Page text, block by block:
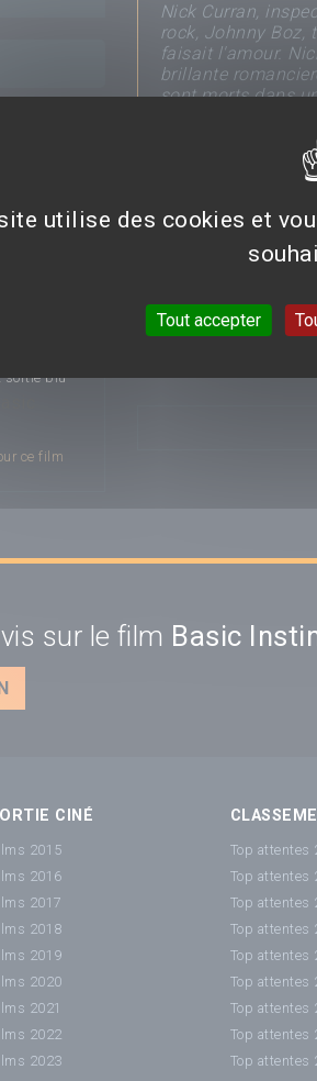
sortie blu-
ce film
Nick Curran,
rock, Johnny Boz,
faisait l'amour.
brillante
sont morts dans
dix ans plus tôt à
1956, tué ses
AVIS/CRITIQUE
Aucun avis n'est
sur le film Basic
CINÉ
2015
2016
2017
2018
2019
2020
2021
2022
2023
Top attentes
Top attentes
Top attentes
Top attentes
Top attentes
Top attentes
Top attentes
Top attentes
Top attentes
utilise des cookies et
Tout accepter